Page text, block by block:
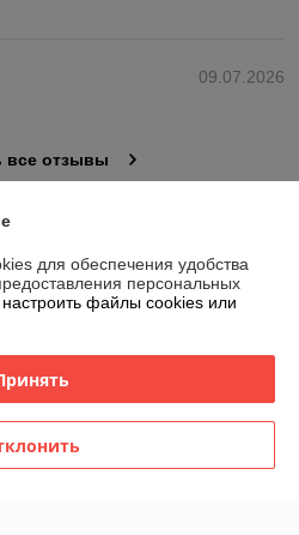
09.07.2026
все отзывы
для обеспечения удобства
персональных
файлы cookies или